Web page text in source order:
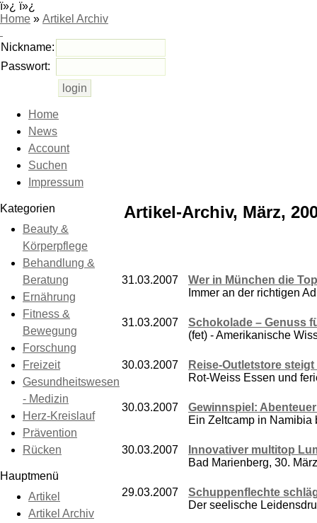
ï»¿ ï»¿
Home » Artikel Archiv
Nickname:
Passwort:
Home
News
Account
Suchen
Impressum
Kategorien
Beauty &
Körperpflege
Behandlung &
Beratung
Ernährung
Fitness &
Bewegung
Forschung
Freizeit
Gesundheitswesen
- Medizin
Herz-Kreislauf
Prävention
Rücken
Hauptmenü
Artikel
Artikel Archiv
Artikel-Archiv, März,
31.03.2007
Wer in München die
Immer an der richtigen
31.03.2007
Schokolade – Genuss
(fet) - Amerikanische
30.03.2007
Reise-Outletstore
Rot-Weiss Essen und
30.03.2007
Gewinnspiel:
Ein Zeltcamp in Namibia
30.03.2007
Innovativer multitop
Bad Marienberg, 30.
29.03.2007
Schuppenflechte
Der seelische